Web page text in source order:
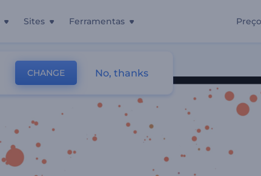
Sites Ferramentas
CHANGE No, thanks